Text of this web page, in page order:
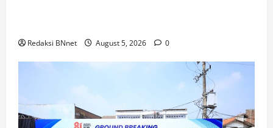
Redaksi BNnet August 5, 2026 0